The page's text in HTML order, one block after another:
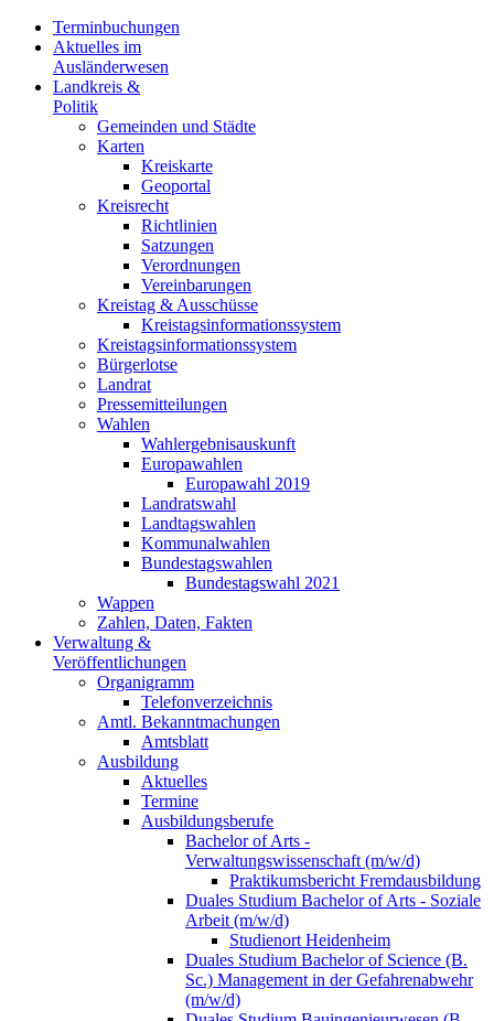
Terminbuchungen
Aktuelles im
Ausländerwesen
Landkreis &
Politik
Gemeinden und Städte
Karten
Kreiskarte
Geoportal
Kreisrecht
Richtlinien
Satzungen
Verordnungen
Vereinbarungen
Kreistag & Ausschüsse
Kreistagsinformationssystem
Kreistagsinformationssystem
Bürgerlotse
Landrat
Pressemitteilungen
Wahlen
Wahlergebnisauskunft
Europawahlen
Europawahl 2019
Landratswahl
Landtagswahlen
Kommunalwahlen
Bundestagswahlen
Bundestagswahl 2021
Wappen
Zahlen, Daten, Fakten
Verwaltung &
Veröffentlichungen
Organigramm
Telefonverzeichnis
Amtl. Bekanntmachungen
Amtsblatt
Ausbildung
Aktuelles
Termine
Ausbildungsberufe
Bachelor of Arts -
Verwaltungswissenschaft (m/w/d)
Praktikumsbericht Fremdausbildung
Duales Studium Bachelor of Arts - Soziale
Arbeit (m/w/d)
Studienort Heidenheim
Duales Studium Bachelor of Science (B.
Sc.) Management in der Gefahrenabwehr
(m/w/d)